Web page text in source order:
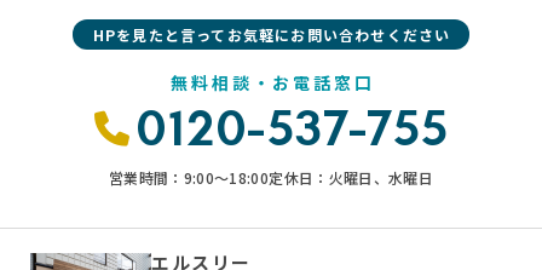
HPを見たと言ってお気軽にお問い合わせください
無料相談・お電話窓口
0120-537-755
営業時間：9:00〜18:00定休日：火曜日、水曜日
エルスリー